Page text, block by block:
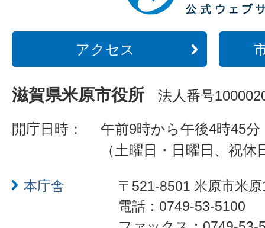
アクセス
滋賀県米原市役所 法人番号
開庁日時：
午前9時から午後4時45分
（土曜日・日曜日、祝
本庁舎
〒521-8501 米原市米
電話：0749-53-5100